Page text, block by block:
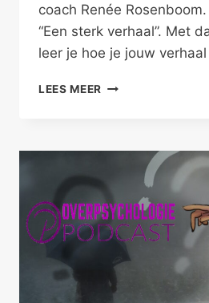
coach Renée
“Een sterk verhaal”. Met
leer je hoe je jouw
LEES MEER MAAK
EEN
VERHAAL